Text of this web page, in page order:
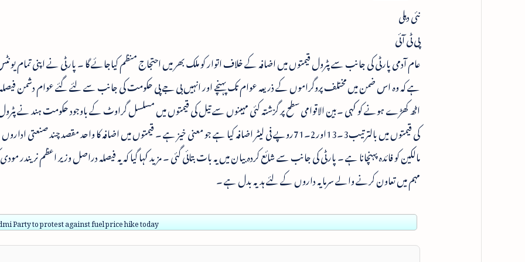
نئی دہلی
پی ٹی آئی
عام آدمی پارٹی کی جانب سے پٹرول قیمتوں میں اضافہ کے خلاف اتوار کو ملک بھر میں احتجاج منظم کیاجائے گا ۔ پارٹی نے اپنی تمام
ہے کہ وہ اس ضمن میں مختلف پروگراموں کے ذریعہ عوام تک پہنچے اور انہیں بی جے پی حکومت کی جانب سے لئے گئے عوام دشمن
اٹھ کھڑے ہونے کو کہی ۔بین الاقوامی سطح پر گزشتہ کئی مہینوں سے تیل کی قیمتوں میں مسلسل گراوٹ کے باوجود حکومت ہند نے
کی قیمتوں میں بالترتیب3۔13اور2۔71روپے فی لیٹر اضافہ کیا ہے جو معنی خیز ہے ۔ قیمتوں میں اضافہ کا واحد مقصد چند
مالکین کو فائدہ پہنچانا ہے ۔ پارٹی کی جانب سے شائع کردہ بیان میں یہ بات بتائی گئی ۔ مزید کہا گیا کہ یہ فیصلہ دراصل وزیر اعظم نریندر مودی
مہم میں تعاون کرنے والے سرمایہ داروں کے لئے ہدیہ بدل ہے ۔
Party to protest against fuel price hike today